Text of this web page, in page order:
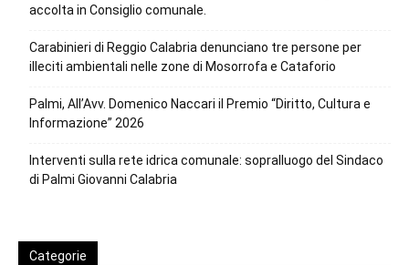
accolta in Consiglio comunale.
Carabinieri di Reggio Calabria denunciano tre persone per
illeciti ambientali nelle zone di Mosorrofa e Cataforio
Palmi, All’Avv. Domenico Naccari il Premio “Diritto, Cultura e
Informazione” 2026
Interventi sulla rete idrica comunale: sopralluogo del Sindaco
di Palmi Giovanni Calabria
Categorie